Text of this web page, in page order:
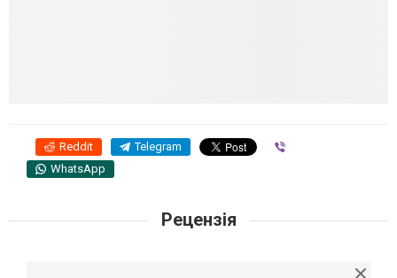
Reddit Telegram
WhatsApp
Рецензія